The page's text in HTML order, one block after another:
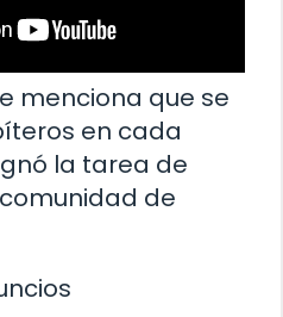
menciona que se
en cada
la tarea de
de